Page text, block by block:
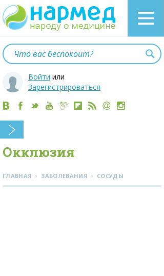
Войти или
Зарегистрироваться
Окклюзия
ГЛАВНАЯ › ЗАБОЛЕВАНИЯ › СОСУДЫ